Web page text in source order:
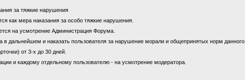
за тяжкие нарушения
как мера наказания за особо тяжкие нарушения.
на усмотрение Администрация Форума.
дальнейшем и наказать пользователя за нарушение морали и общепринятых норм
от 3-х до 30 дней.
и каждому отдельному пользователю - на усмотрение модератора.